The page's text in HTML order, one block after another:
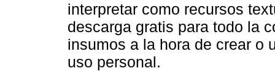
interpretar como recursos
descarga gratis para todo la
insumos a la hora de crear o
uso personal.